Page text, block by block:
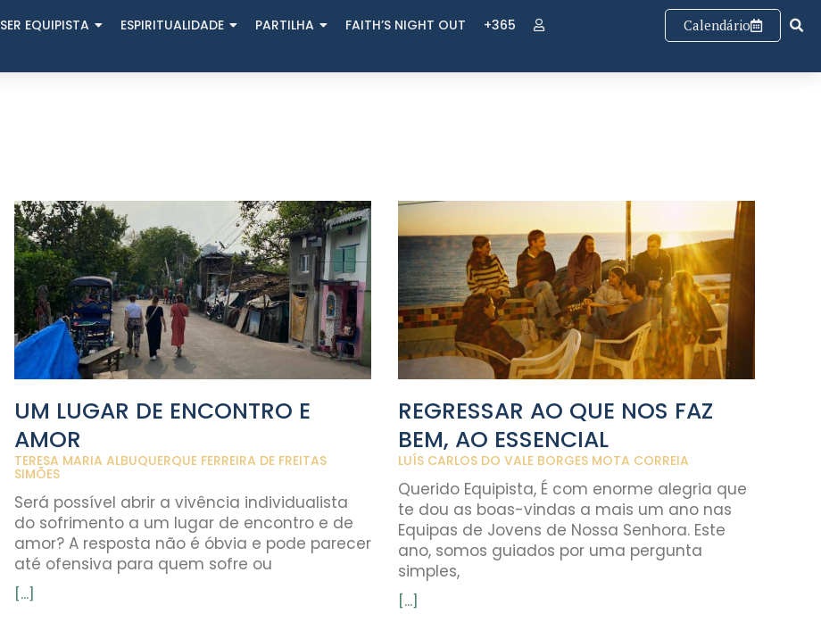
SER EQUIPISTA ESPIRITUALIDADE PARTILHA FAITH’S NIGHT OUT +365 Calendário
UM LUGAR DE ENCONTRO E
AMOR
TERESA MARIA ALBUQUERQUE FERREIRA DE FREITAS
SIMÕES
Será possível abrir a vivência individualista
do sofrimento a um lugar de encontro e de
amor? A resposta não é óbvia e pode parecer
até ofensiva para quem sofre ou
[...]
REGRESSAR AO QUE NOS FAZ
BEM, AO ESSENCIAL
LUÍS CARLOS DO VALE BORGES MOTA CORREIA
Querido Equipista, É com enorme alegria que
te dou as boas-vindas a mais um ano nas
Equipas de Jovens de Nossa Senhora. Este
ano, somos guiados por uma pergunta
simples,
[...]